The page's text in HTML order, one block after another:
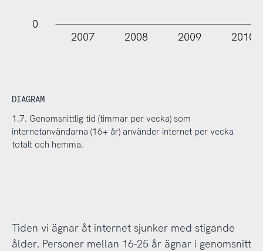
0
2007
2008 2009 2010
DIAGRAM
1.7. Genomsnittlig tid (timmar per vecka) som
internetanvändarna (16+ år) använder internet per vecka
totalt och hemma.
Tiden vi ägnar åt internet sjunker med stigande
ålder. Personer mellan 16-25 år ägnar i genomsnitt